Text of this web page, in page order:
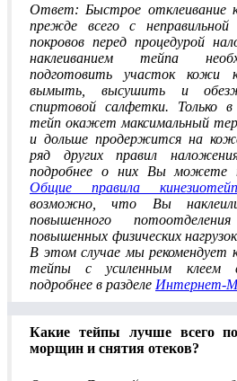
Ответ: Быстрое отклеивание
прежде всего с
покровов перед процедурой
наклеиванием тейпа
подготовить участок кожи
вымыть, высушить и
спиртовой салфетки. Только
тейп окажет максимальный
и дольше продержится на
ряд других правил
подробнее о них Вы можете
Общие правила
возможно, что Вы
повышенного
повышенных физических
В этом случае мы рекомендует
тейпы с усиленным клеем
подробнее в разделе Интернет-
Какие тейпы лучше всего
морщин и снятия отеков?